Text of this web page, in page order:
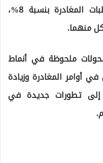
له الحصة الأكبر من إجمالي طلبات المغادرة بنسبة 8%،
ملحوظة في أنماط
أوامر المغادرة وزيادة
تطورات جديدة في